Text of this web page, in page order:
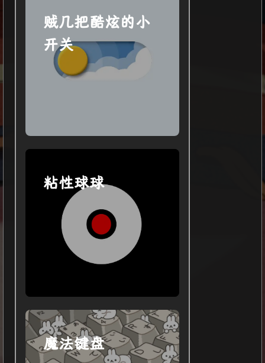
贼几把酷炫的小
开关
粘性球球
魔法键盘